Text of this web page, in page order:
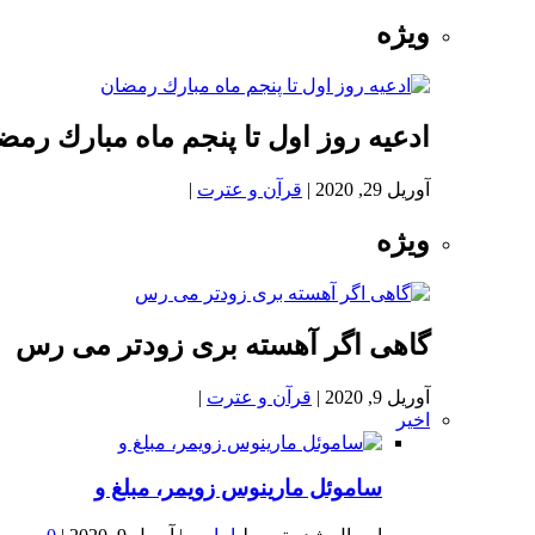
ویژه
ادعيه روز اول تا پنجم ماه مبارك
آوریل 29, 2020 | قرآن و عترت |
ویژه
گاهی اگر آهسته بری زودتر می رس
آوریل 9, 2020 | قرآن و عترت |
اخیر
ساموئل مارینوس زویمر، مبلغ و